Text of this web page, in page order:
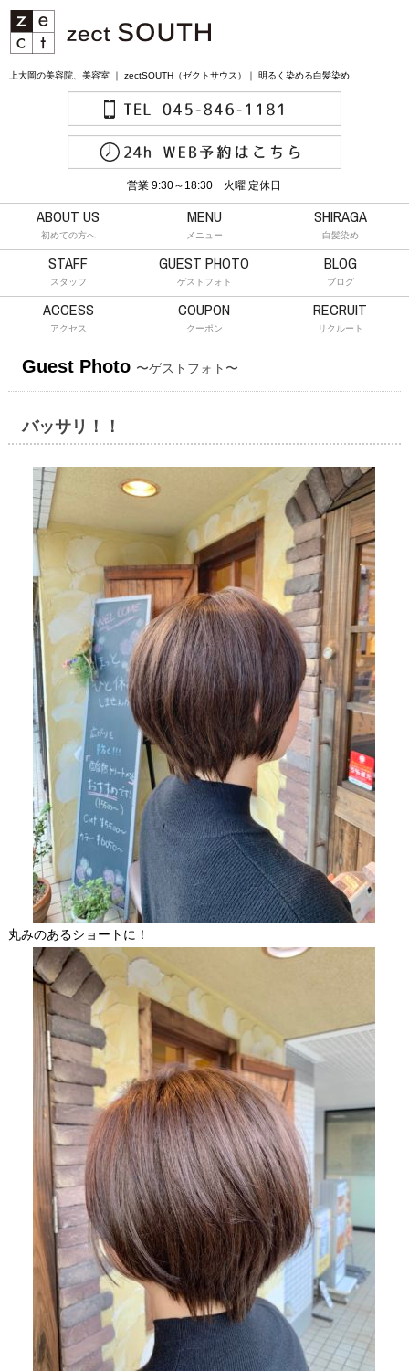
上大岡の美容院、美容室 ｜ zectSOUTH（ゼクトサウス）｜ 明るく染める白髪染め
営業 9:30～18:30 火曜 定休日
ABOUT US
初めての方へ
MENU
メニュー
SHIRAGA
白髪染め
STAFF
スタッフ
GUEST PHOTO
ゲストフォト
BLOG
ブログ
ACCESS
アクセス
COUPON
クーポン
RECRUIT
リクルート
Guest Photo 〜ゲストフォト〜
バッサリ！！
丸みのあるショートに！